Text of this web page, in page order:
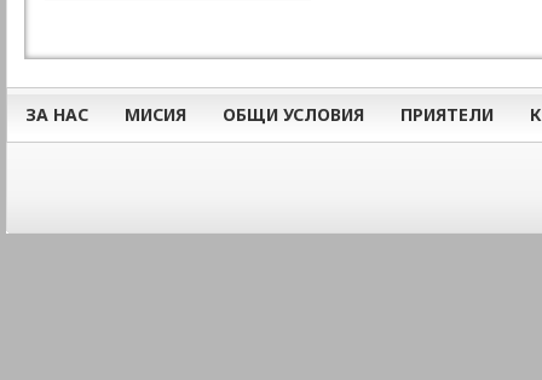
ЗА НАС МИСИЯ ОБЩИ УСЛОВИЯ ПРИЯТЕЛИ